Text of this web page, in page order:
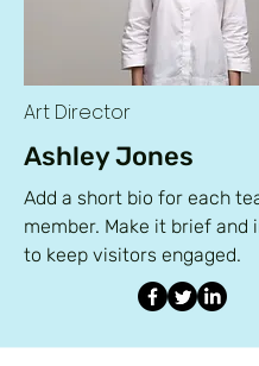
Art Director
Ashley Jones
Add a short bio for each
member. Make it brief and
to keep visitors engaged.